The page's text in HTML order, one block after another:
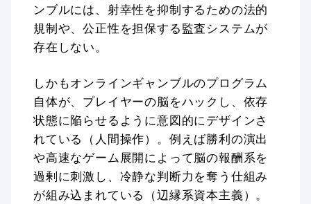
ンブルには、射幸性を抑制するための法的
規制や、公正性を担保する監査システムが
存在しない。
しかもオンラインギャンブルのプログラム
自体が、プレイヤーの脳をハックし、依存
状態に陥らせるように意図的にデザインさ
れている（人間操作）。例えば勝利の演出
や高速なゲーム展開によって脳の報酬系を
過剰に刺激し、冷静な判断力を奪う仕組み
が組み込まれている（辺縁系資本主義）。